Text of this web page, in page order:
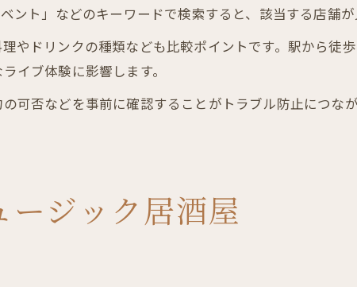
ント」などのキーワードで検索すると、該当する店舗が
やドリンクの種類なども比較ポイントです。駅から徒
イブ体験に影響します。
可否などを事前に確認することがトラブル防止につな
ジック居酒屋